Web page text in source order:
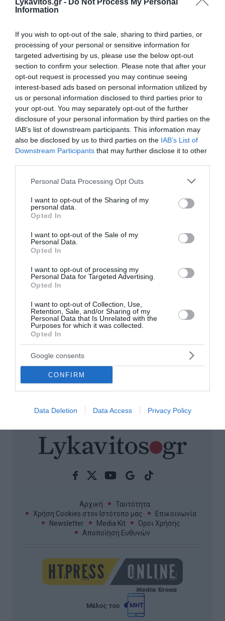
Lykavitos.gr - Do Not Process My Personal
Information
If you wish to opt-out of the sale, sharing to third parties, or
processing of your personal or sensitive information for
targeted advertising by us, please use the below opt-out
section to confirm your selection. Please note that after your
opt-out request is processed you may continue seeing
interest-based ads based on personal information utilized by
us or personal information disclosed to third parties prior to
your opt-out. You may separately opt-out of the further
disclosure of your personal information by third parties on the
IAB’s list of downstream participants. This information may
also be disclosed by us to third parties on the IAB’s List of
Downstream Participants that may further disclose it to other
Please note that this website/app uses one or more Google
not limited to your visit or usage behaviour. You may click to
grant or deny consent to Google and its third-party tags to
use your data for below specified purposes in below Google
consent section.
Personal Data Processing Opt Outs
I want to opt-out of the Sharing of my
personal data.
Opted In
I want to opt-out of the Sale of my
Personal Data.
Opted In
I want to opt-out of processing my
Personal Data for Targeted Advertising.
Opted In
I want to opt-out of Collection, Use,
Retention, Sale, and/or Sharing of my
Personal Data that Is Unrelated with the
Purposes for which it was collected.
Opted In
Google consents
CONFIRM
Data Deletion Data Access Privacy Policy
υλοποίησης του νέου εθνικού υπερυπολογιστή
«ΔΑΙΔΑΛΟΣ», του Κέντρου Δεδομένων Λαυρίου και του
26 Μαρτίου 2025
Ροή ειδήσεων
Καύσωνας και ξηρασία απειλούν την Ευρώπη – Νέα θερμή
εισβολή σε Βρετανία, Γαλλία και Ισπανία
Βίντεο της ΕΛΑΣ με τον απεγκλωβισμό ηλικιωμένης στον
Κουβαρά ενώ οι φλόγες είχαν φτάσει στην αυλή της
Χανιά: Ναυαγοσώστης έδωσε μάχη με τα κύματα για να
ΠΑΣΟΚ: «Μόνο σαν αστείο ακούγεται η δήλωση του κ.
Τσίπρα πως «συγκρούεται» με τα συμφέροντα»
Στουρνάρας: Ευπρόσδεκτες οι ξένες τράπεζες να
συμμετέχουν στα ελληνικά τραπεζικά ιδρύματα
«Τουρισμός για Όλους»: Ανοιχτή η πλατφόρμα για όλα τα
ΑΦΜ – Πώς θα πάρουμε voucher έως 600 ευρώ
Πόρτο Χέλι: Νεκρή 64χρονη ιδιοκτήτρια ξενοδοχείου
8.26μ.
Συγκλονίζει η Αφροδίτη Νέστορα για τη μητέρα της:
«Συγγνώμη που δεν κατάφερα να σε προστατεύσω»
Μενδώνη για Νίκο Καλογερόπουλο: «Ένας από τους
σημαντικότερους ηθοποιούς της γενιάς του, καλλιτέχνης
και άνθρωπος ανήσυχος»
ΟΛΕΣ ΟΙ ΕΙΔΗΣΕΙΣ →
Αρχική
Ταυτότητα
Χρήση Cookies στον Ιστότοπο μας
Επικοινωνία
Newsletter
Media Kit
Όροι Χρήσης
Αποποίηση Ευθυνών
Μέλος του